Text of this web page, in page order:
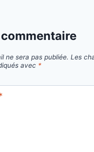
ne sera pas publiée. Les
avec *